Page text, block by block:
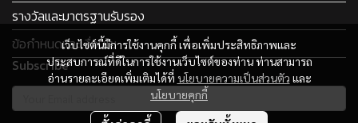
เว็บไซต์นี้มีการใช้งานคุกกี้ เพื่อเพิ่มประสิทธิภาพและ
ประสบการณ์ที่ดีในการใช้งานเว็บไซต์ของท่าน ท่านสามารถ
อ่านรายละเอียดเพิ่มเติมได้ที่ นโยบายความเป็นส่วนตัว และ
นโยบายคุกกี้
รางวัลและมาตรฐานรับรอง
ข้อกำหนดและเงื่อนไข
Subscribe